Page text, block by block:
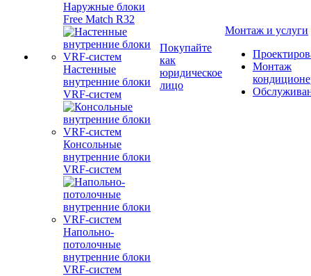
Наружные блоки
Free Match R32
Настенные
внутренние блоки
VRF-систем
Консольные
внутренние блоки
VRF-систем
Напольно-
потолочные
внутренние блоки
VRF-систем
Покупайте
как
юридическое
лицо
Монтаж и услуги
Монтаж